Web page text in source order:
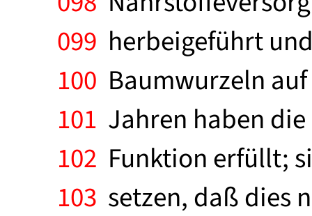
099 herbeigeführt
100 Baumwurzeln
101 Jahren haben
102 Funktion erfüllt;
103 setzen, daß dies